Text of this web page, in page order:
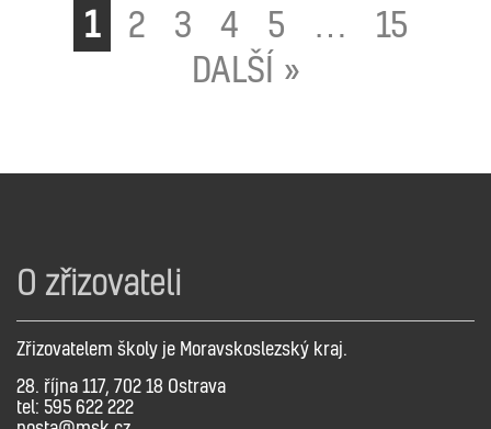
1 2 3 4 5 …
15
DALŠÍ »
O zřizovateli
Zřizovatelem školy je Moravskoslezský kraj.
28. října 117, 702 18 Ostrava
tel: 595 622 222